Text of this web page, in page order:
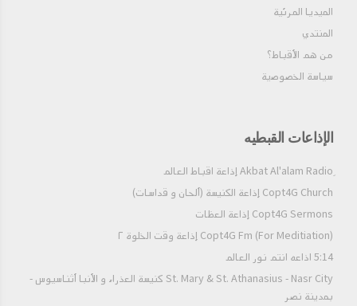
الميديا المرئية
المنتدي
من هم الأقباط؟‎
سياسة الخصوصية
الإذاعات القبطيه
Copt4G Church إذاعة الكنيسة (ألحان و قداسات)
Copt4G Sermons إذاعة العظات
Copt4G Fm (For Meditiation) إذاعة وقت الخلوة ٢
5:14 اذاعه انتم نور العالم
St. Mary & St. Athanasius - Nasr City كنيسة العذراء و الأنبا أثناسيوس -
بمدينة نصر